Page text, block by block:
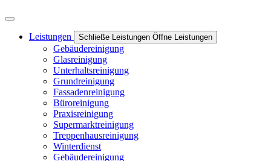
Leistungen Schließe Leistungen Öffne Leistungen
Gebäudereinigung
Glasreinigung
Unterhaltsreinigung
Grundreinigung
Fassadenreinigung
Büroreinigung
Praxisreinigung
Supermarktreinigung
Treppenhausreinigung
Winterdienst
Gebäudereinigung